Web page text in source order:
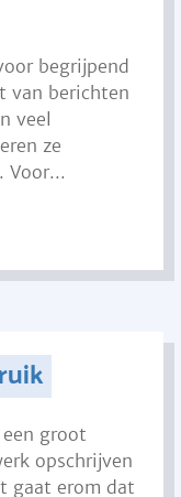
begrijpend
van berichten
veel
ze
Voor...
groot
opschrijven
gaat erom dat